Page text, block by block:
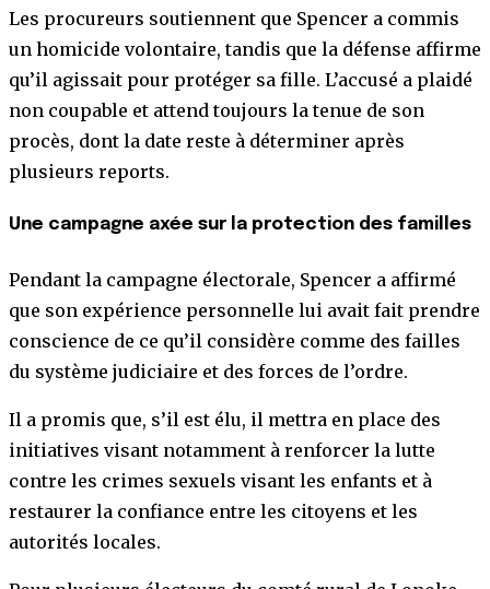
Les procureurs soutiennent que Spencer a commis
un homicide volontaire, tandis que la défense affirme
qu’il agissait pour protéger sa fille. L’accusé a plaidé
non coupable et attend toujours la tenue de son
procès, dont la date reste à déterminer après
plusieurs reports.
Une campagne axée sur la protection des familles
Pendant la campagne électorale, Spencer a affirmé
que son expérience personnelle lui avait fait prendre
conscience de ce qu’il considère comme des failles
du système judiciaire et des forces de l’ordre.
Il a promis que, s’il est élu, il mettra en place des
initiatives visant notamment à renforcer la lutte
contre les crimes sexuels visant les enfants et à
restaurer la confiance entre les citoyens et les
autorités locales.